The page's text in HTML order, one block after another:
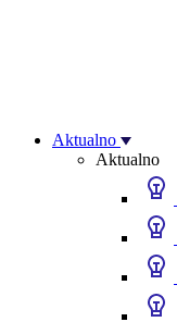
Aktualno
Aktualno